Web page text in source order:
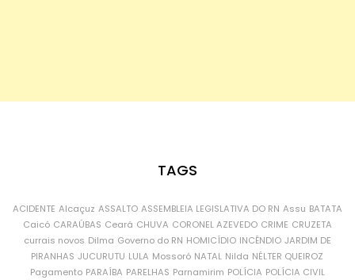
TAGS
ACIDENTE Alcaçuz ASSALTO ASSEMBLEIA LEGISLATIVA DO RN Assu BATATA
Caicó CARAÚBAS Ceará CHUVA CORONEL AZEVEDO CRIME CRUZETA
currais novos Dilma Governo do RN HOMICÍDIO INCÊNDIO JARDIM DE
PIRANHAS JUCURUTU LULA Mossoró NATAL Nilda NÉLTER QUEIROZ
Pagamento PARAÍBA PARELHAS Parnamirim POLÍCIA POLÍCIA CIVIL